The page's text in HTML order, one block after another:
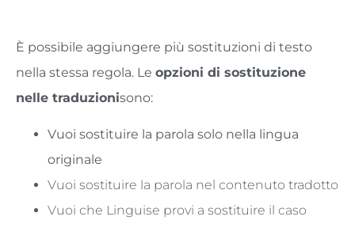
È possibile aggiungere più sostituzioni di testo
nella stessa regola. Le opzioni di sostituzione
nelle traduzionisono:
Vuoi sostituire la parola solo nella lingua
originale
Vuoi sostituire la parola nel contenuto tradotto
Vuoi che Linguise provi a sostituire il caso